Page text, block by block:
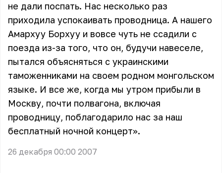
не дали поспать. Нас несколько раз
приходила успокаивать проводница. А нашего
Амархуу Борхуу и вовсе чуть не ссадили с
поезда из-за того, что он, будучи навеселе,
пытался объясняться с украинскими
таможенниками на своем родном монгольском
языке. И все же, когда мы утром прибыли в
Москву, почти полвагона, включая
проводницу, поблагодарило нас за наш
бесплатный ночной концерт».
26 декабря 00:00 2007